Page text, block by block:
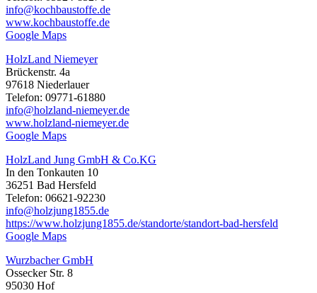
info@kochbaustoffe.de
www.kochbaustoffe.de
Google Maps
HolzLand Niemeyer
Brückenstr. 4a
97618 Niederlauer
Telefon: 09771-61880
info@holzland-niemeyer.de
www.holzland-niemeyer.de
Google Maps
HolzLand Jung GmbH & Co.KG
In den Tonkauten 10
36251 Bad Hersfeld
Telefon: 06621-92230
info@holzjung1855.de
https://www.holzjung1855.de/standorte/standort-bad-hersfeld
Google Maps
Wurzbacher GmbH
Ossecker Str. 8
95030 Hof